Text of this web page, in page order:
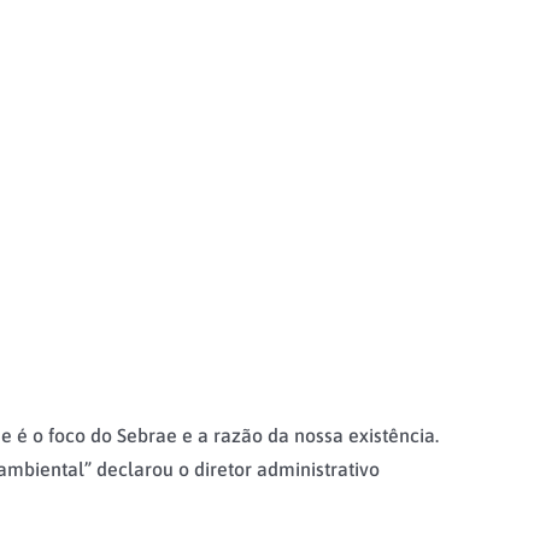
o foco do Sebrae e a razão da nossa existência.
declarou o diretor administrativo